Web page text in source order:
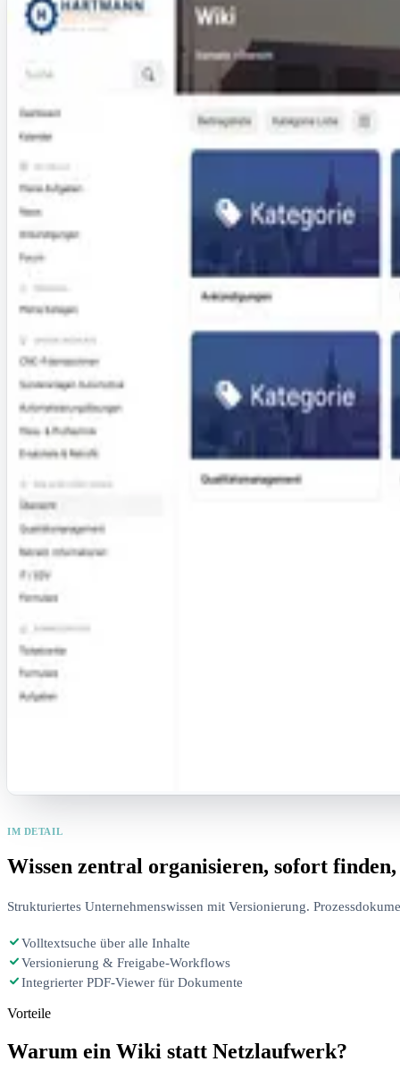
IM DETAIL
Wissen zentral organisieren, sofort
Strukturiertes Unternehmenswissen mit Versionierung.
Volltextsuche über alle Inhalte
Versionierung & Freigabe-Workflows
Integrierter PDF-Viewer für Dokumente
Vorteile
Warum ein Wiki statt Netzlaufwerk?